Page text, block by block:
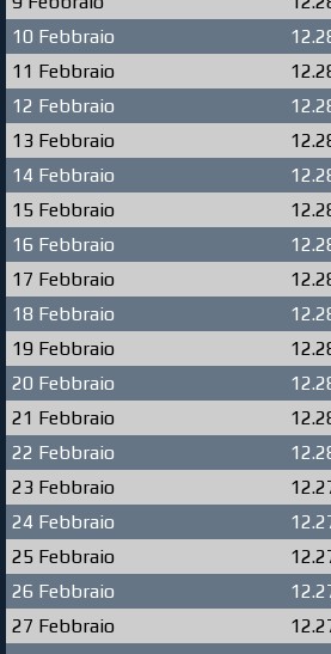
10 Febbraio
11 Febbraio
12 Febbraio
13 Febbraio
14 Febbraio
15 Febbraio
16 Febbraio
17 Febbraio
18 Febbraio
19 Febbraio
20 Febbraio
21 Febbraio
22 Febbraio
23 Febbraio
24 Febbraio
25 Febbraio
26 Febbraio
27 Febbraio